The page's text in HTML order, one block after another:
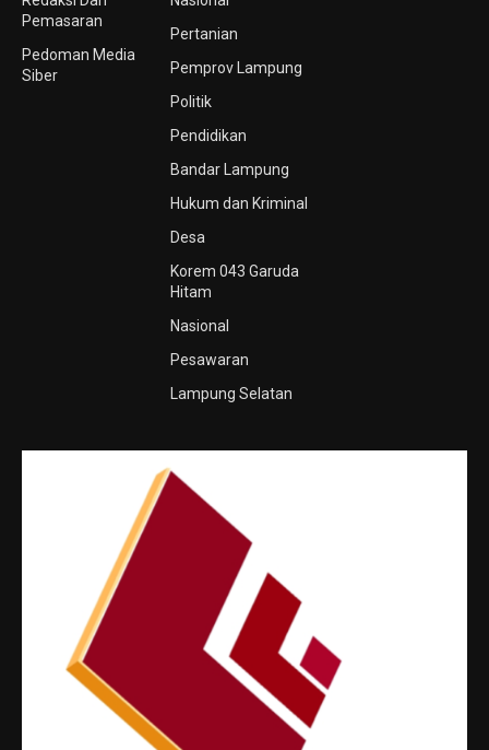
Pemasaran
Pedoman Media
Siber
Pertanian
Pemprov Lampung
Politik
Pendidikan
Bandar Lampung
Hukum dan Kriminal
Desa
Korem 043 Garuda
Hitam
Nasional
Pesawaran
Lampung Selatan